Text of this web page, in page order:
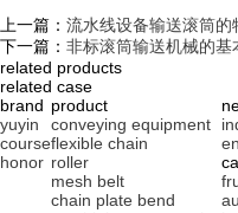
上一篇： 流水线设备输送滚筒的
下一篇： 非标滚筒输送机械的基
related products
related case
brand
yuyin
course
honor
product
conveying equipment
flexible chain
roller
mesh belt
chain plate bend